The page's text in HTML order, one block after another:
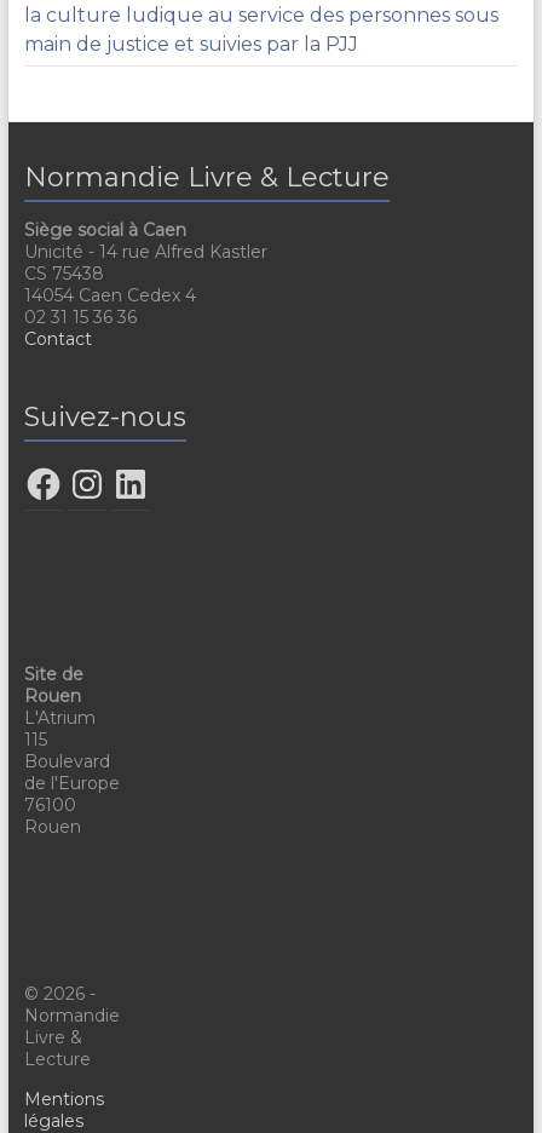
la culture ludique au service des personnes sous
main de justice et suivies par la PJJ
Normandie Livre & Lecture
Siège social à Caen
Unicité - 14 rue Alfred Kastler
CS 75438
14054 Caen Cedex 4
02 31 15 36 36
Contact
Suivez-nous
Site de
Rouen
L'Atrium
115
Boulevard
de l'Europe
76100
Rouen
© 2026 -
Normandie
Livre &
Lecture
Mentions
légales